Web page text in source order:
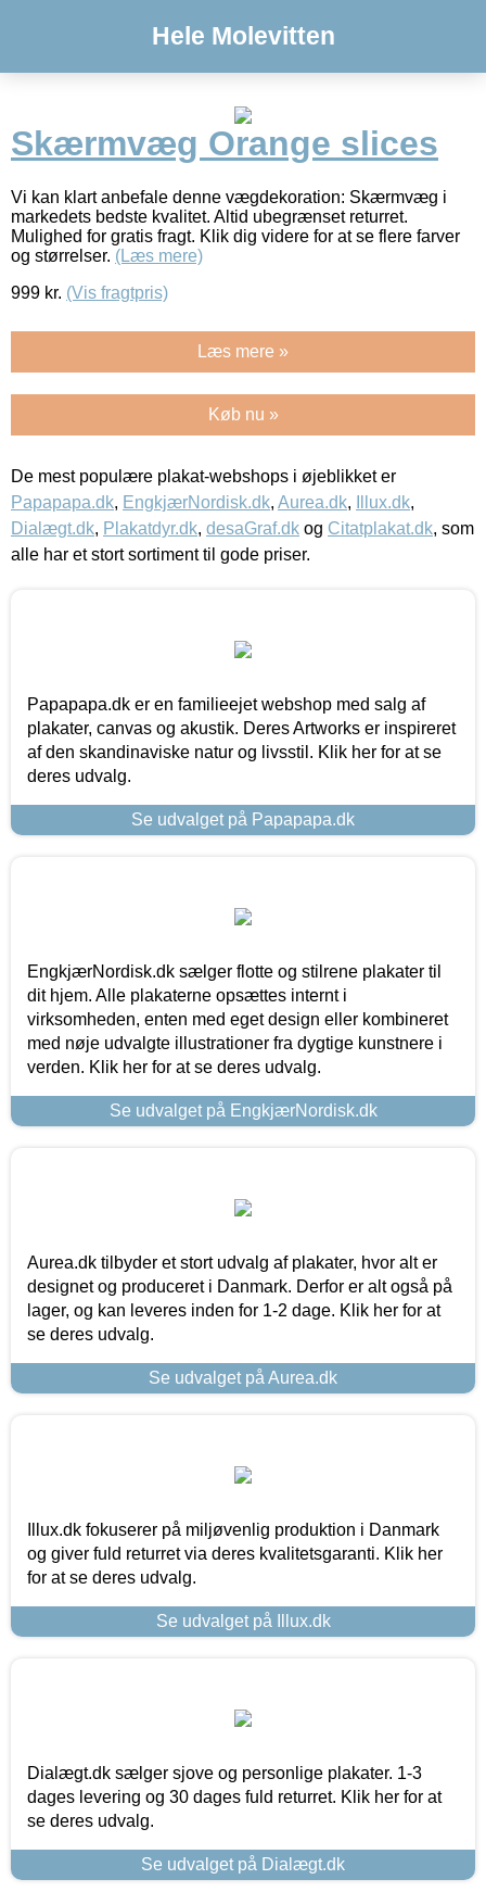
Hele Molevitten
Skærmvæg Orange slices
Vi kan klart anbefale denne vægdekoration: Skærmvæg i
markedets bedste kvalitet. Altid ubegrænset returret.
Mulighed for gratis fragt. Klik dig videre for at se flere farver
og størrelser. (Læs mere)
999 kr. (Vis fragtpris)
Læs mere »
Køb nu »
De mest populære plakat-webshops i øjeblikket er
Papapapa.dk, EngkjærNordisk.dk, Aurea.dk, Illux.dk,
Dialægt.dk, Plakatdyr.dk, desaGraf.dk og Citatplakat.dk, som
alle har et stort sortiment til gode priser.
Papapapa.dk er en familieejet webshop med salg af
plakater, canvas og akustik. Deres Artworks er inspireret
af den skandinaviske natur og livsstil. Klik her for at se
deres udvalg.
Se udvalget på Papapapa.dk
EngkjærNordisk.dk sælger flotte og stilrene plakater til
dit hjem. Alle plakaterne opsættes internt i
virksomheden, enten med eget design eller kombineret
med nøje udvalgte illustrationer fra dygtige kunstnere i
verden. Klik her for at se deres udvalg.
Se udvalget på EngkjærNordisk.dk
Aurea.dk tilbyder et stort udvalg af plakater, hvor alt er
designet og produceret i Danmark. Derfor er alt også på
lager, og kan leveres inden for 1-2 dage. Klik her for at
se deres udvalg.
Se udvalget på Aurea.dk
Illux.dk fokuserer på miljøvenlig produktion i Danmark
og giver fuld returret via deres kvalitetsgaranti. Klik her
for at se deres udvalg.
Se udvalget på Illux.dk
Dialægt.dk sælger sjove og personlige plakater. 1-3
dages levering og 30 dages fuld returret. Klik her for at
se deres udvalg.
Se udvalget på Dialægt.dk